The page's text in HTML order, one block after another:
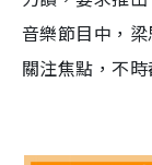
音樂節目中，
關注焦點，不